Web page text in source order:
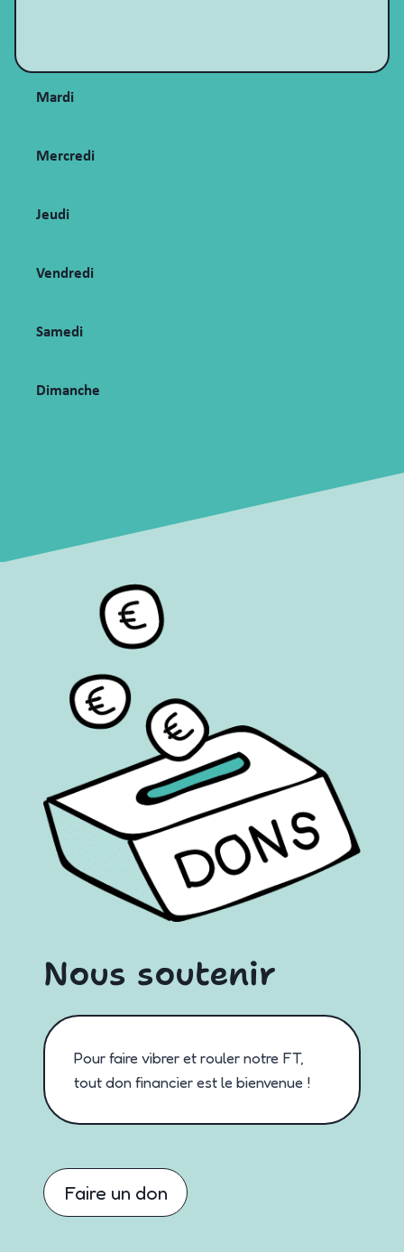
Mardi
Mercredi
Jeudi
Vendredi
Samedi
Dimanche
Nous soutenir
Pour faire vibrer et rouler notre FT,
tout don financier est le bienvenue !
Faire un don